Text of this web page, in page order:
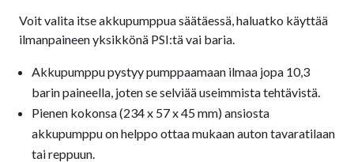
Voit valita itse akkupumppua säätäessä, haluatko käyttää
ilmanpaineen yksikkönä PSI:tä vai baria.
Akkupumppu pystyy pumppaamaan ilmaa jopa 10,3
barin paineella, joten se selviää useimmista tehtävistä.
Pienen kokonsa (234 x 57 x 45 mm) ansiosta
akkupumppu on helppo ottaa mukaan auton tavaratilaan
tai reppuun.